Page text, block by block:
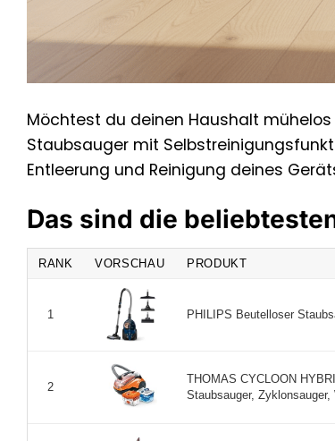
Möchtest du deinen Haushalt
Staubsauger mit
Entleerung und Reinigung deines
Das sind die
RANK VORSCHAU PRODUKT
1 PHILIPS Beutelloser
2
THOMAS CYCLOON
Staubsauger, Zyklonsauger,